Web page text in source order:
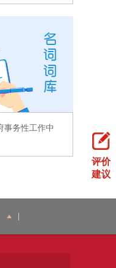
务性工作中
评价
建议